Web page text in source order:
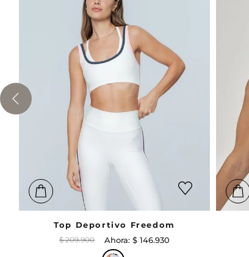
Top Deportivo Freedom
$ 209.900 $ 146.930